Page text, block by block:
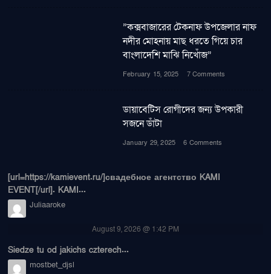
”কক্সবাজারের টেকনাফ উপজেলার নাফ
নদীর মোহনায় মাছ ধরতে গিয়ে চার
বাংলাদেশি মাঝি নিখোঁজ”
February 15, 2025 7 Comments
ডায়াবেটিস রোগীদের জন্য উপকারী
সজনে ডাঁটা
January 29, 2025 6 Comments
[url=https://kamievent.ru/]свадебное агентство KAMI
EVENT[/url]. KAMI...
Juliaaroke
August 9, 2026 @ 1:42 PM
Siedze tu od jakichs czterech...
mostbet_djsl